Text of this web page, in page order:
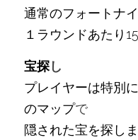
通常のフォートナ
１ラウンドあたり
宝探し
プレイヤーは特別
のマップで
隠された宝を探し